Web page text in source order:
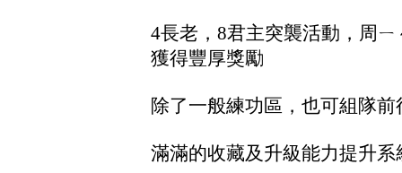
4長老，8君主突襲活動，周
獲得豐厚獎勵
除了一般練功區，也可組隊
滿滿的收藏及升級能力提升